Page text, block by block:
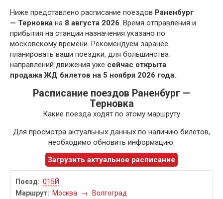
Ниже представлено расписание поездов Раненбург
— Терновка на 8 августа 2026. Время отправления и
прибытия на станции назначения указано по
московскому времени. Рекомендуем заранее
планировать ваши поездки, для большинства
направлений движения уже сейчас открыта
продажа ЖД билетов на 5 ноября 2026 года.
Расписание поездов Раненбург —
Терновка
Какие поезда ходят по этому маршруту
Для просмотра актуальных данных по наличию билетов,
необходимо обновить информацию:
Загрузить актуальное расписание
015Й
Москва
→ Волгоград